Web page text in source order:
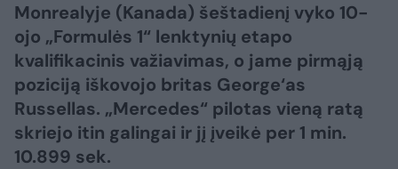
Monrealyje (Kanada) šeštadienį vyko 10-
ojo „Formulės 1“ lenktynių etapo
kvalifikacinis važiavimas, o jame pirmąją
poziciją iškovojo britas George‘as
Russellas. „Mercedes“ pilotas vieną ratą
skriejo itin galingai ir jį įveikė per 1 min.
10.899 sek.